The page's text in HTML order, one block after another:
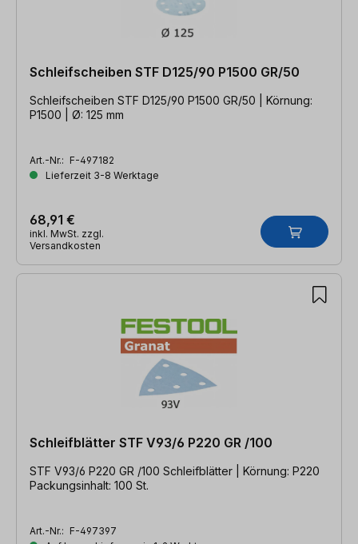
Schleifscheiben STF D125/90 P1500 GR/50
Schleifscheiben STF D125/90 P1500 GR/50 | Körnung:
P1500 | Ø: 125 mm
Art.-Nr.: F-497182
Lieferzeit 3-8 Werktage
68,91 €
inkl. MwSt. zzgl.
Versandkosten
Schleifblätter STF V93/6 P220 GR /100
STF V93/6 P220 GR /100 Schleifblätter | Körnung: P220
Packungsinhalt: 100 St.
Art.-Nr.: F-497397